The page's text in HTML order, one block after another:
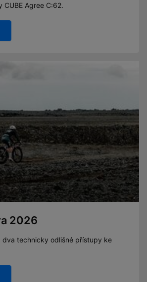
CUBE Agree C:62.
2026
dva technicky odlišné přístupy ke